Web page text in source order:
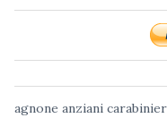
agnone anziani